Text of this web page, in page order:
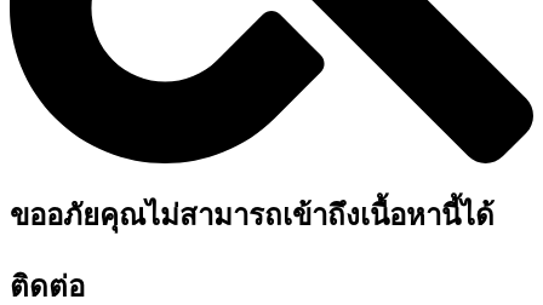
ขออภัยคุณไม่สามารถเข้าถึงเนื้อหานี้ได้
ติดต่อ